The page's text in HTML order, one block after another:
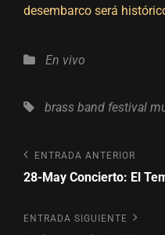
desembarco será
Categorías
En vivo
Etiquetas,
brass band festival
Navegación
de
Entrada
anterior
ENTRADA ANTERIOR
28-May Concierto: El
Entrada
ENTRADA SIGUIENTE